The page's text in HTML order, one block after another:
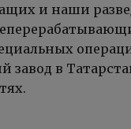
и наши
завод в